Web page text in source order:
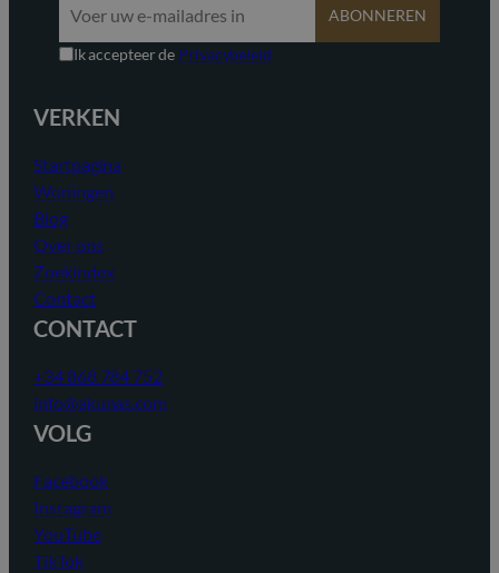
ABONNEREN
Ik accepteer de Privacybeleid
VERKEN
Startpagina
Woningen
Blog
Over ons
Zoekindex
Contact
CONTACT
+34 868 784 752
info@akunas.com
VOLG
Facebook
Instagram
YouTube
TikTok